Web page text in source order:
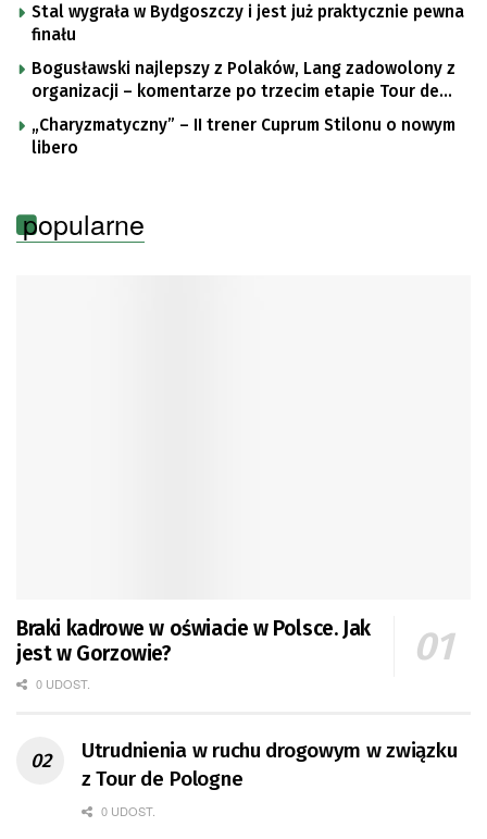
Stal wygrała w Bydgoszczy i jest już praktycznie pewna
finału
Bogusławski najlepszy z Polaków, Lang zadowolony z
organizacji – komentarze po trzecim etapie Tour de
Pologne
„Charyzmatyczny” – II trener Cuprum Stilonu o nowym
libero
popularne
Braki kadrowe w oświacie w Polsce. Jak
jest w Gorzowie?
0 UDOST.
Utrudnienia w ruchu drogowym w związku
z Tour de Pologne
0 UDOST.